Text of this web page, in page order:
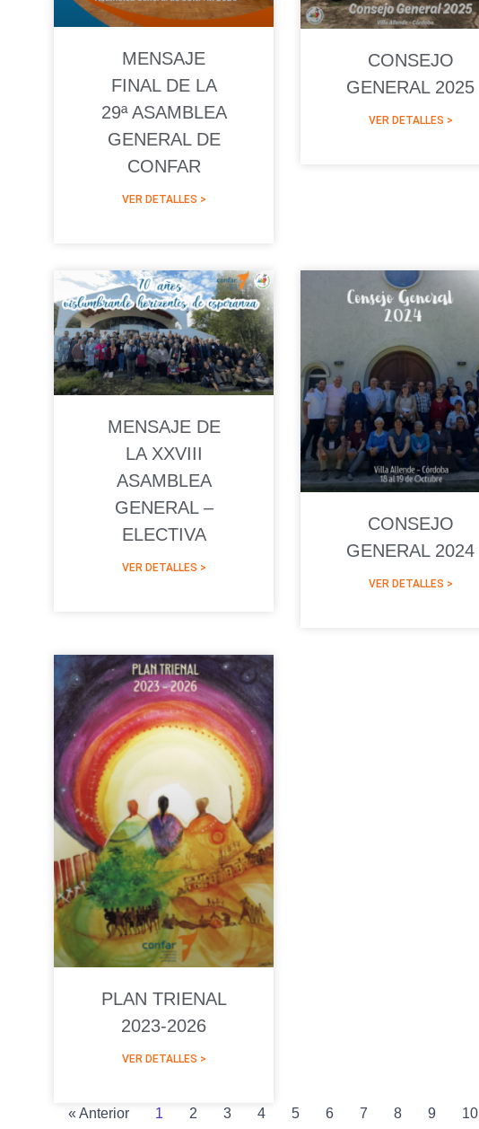
MENSAJE
FINAL DE LA
29ª ASAMBLEA
GENERAL DE
CONFAR
VER DETALLES >
CONSEJO
GENERAL 2025
VER DETALLES >
MENSAJE DE
LA XXVIII
ASAMBLEA
GENERAL –
ELECTIVA
VER DETALLES >
CONSEJO
GENERAL 2024
VER DETALLES >
PLAN TRIENAL
2023-2026
VER DETALLES >
« Anterior 1 2 3 4 5 6 7 8 9 10